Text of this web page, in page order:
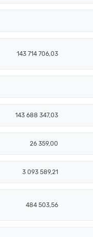
143 714 706,03
143 688 347,03
26 359,00
3 093 589,21
484 503,56